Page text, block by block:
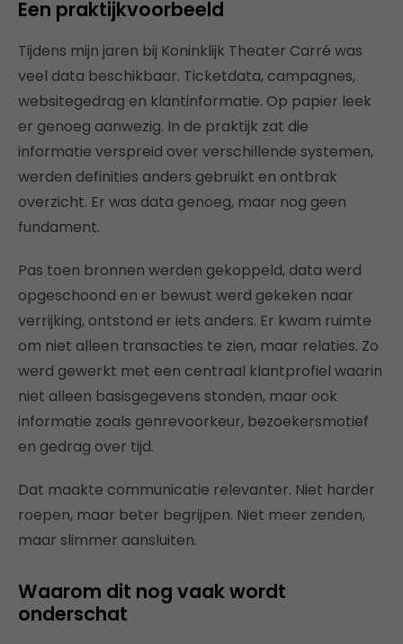
Een praktijkvoorbeeld
Tijdens mijn jaren bij Koninklijk Theater Carré was
veel data beschikbaar. Ticketdata, campagnes,
websitegedrag en klantinformatie. Op papier leek
er genoeg aanwezig. In de praktijk zat die
informatie verspreid over verschillende systemen,
werden definities anders gebruikt en ontbrak
overzicht. Er was data genoeg, maar nog geen
fundament.
Pas toen bronnen werden gekoppeld, data werd
opgeschoond en er bewust werd gekeken naar
verrijking, ontstond er iets anders. Er kwam ruimte
om niet alleen transacties te zien, maar relaties. Zo
werd gewerkt met een centraal klantprofiel waarin
niet alleen basisgegevens stonden, maar ook
informatie zoals genrevoorkeur, bezoekersmotief
en gedrag over tijd.
Dat maakte communicatie relevanter. Niet harder
roepen, maar beter begrijpen. Niet meer zenden,
maar slimmer aansluiten.
Waarom dit nog vaak wordt
onderschat